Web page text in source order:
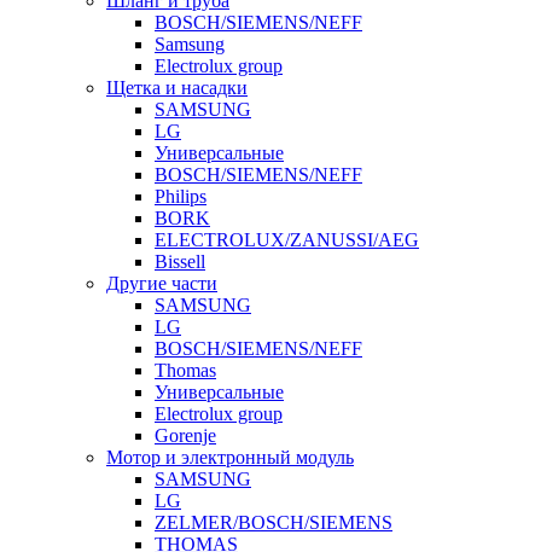
BOSCH/SIEMENS/NEFF
Samsung
Electrolux group
Щетка и насадки
SAMSUNG
LG
Универсальные
BOSCH/SIEMENS/NEFF
Philips
BORK
ELECTROLUX/ZANUSSI/AEG
Bissell
Другие части
SAMSUNG
LG
BOSCH/SIEMENS/NEFF
Thomas
Универсальные
Electrolux group
Gorenje
Мотор и электронный модуль
SAMSUNG
LG
ZELMER/BOSCH/SIEMENS
THOMAS